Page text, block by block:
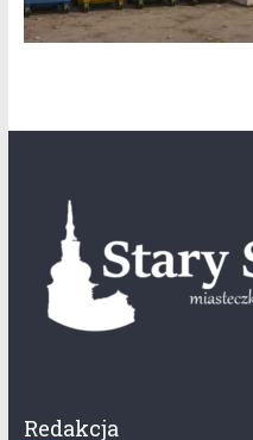
Redakcja